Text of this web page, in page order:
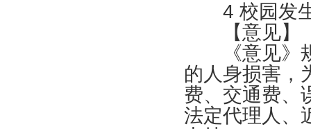
4 校园发
【意见】
《意见》规
的人身损害，
费、交通费、
法定代理人、